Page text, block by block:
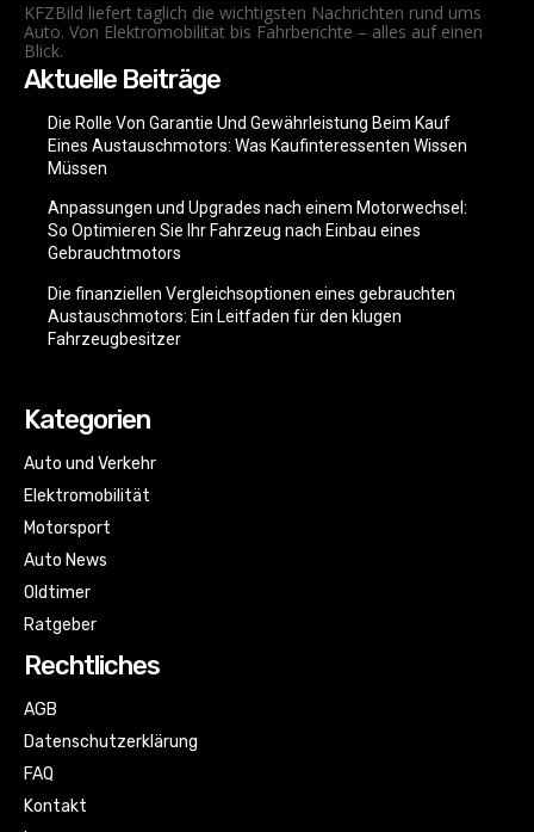
KFZBild liefert täglich die wichtigsten Nachrichten rund ums
Auto. Von Elektromobilität bis Fahrberichte – alles auf einen
Blick.
Aktuelle Beiträge
Die Rolle Von Garantie Und Gewährleistung Beim Kauf
Eines Austauschmotors: Was Kaufinteressenten Wissen
Müssen
Anpassungen und Upgrades nach einem Motorwechsel:
So Optimieren Sie Ihr Fahrzeug nach Einbau eines
Gebrauchtmotors
Die finanziellen Vergleichsoptionen eines gebrauchten
Austauschmotors: Ein Leitfaden für den klugen
Fahrzeugbesitzer
Kategorien
Auto und Verkehr
Elektromobilität
Motorsport
Auto News
Oldtimer
Ratgeber
Rechtliches
AGB
Datenschutzerklärung
FAQ
Kontakt